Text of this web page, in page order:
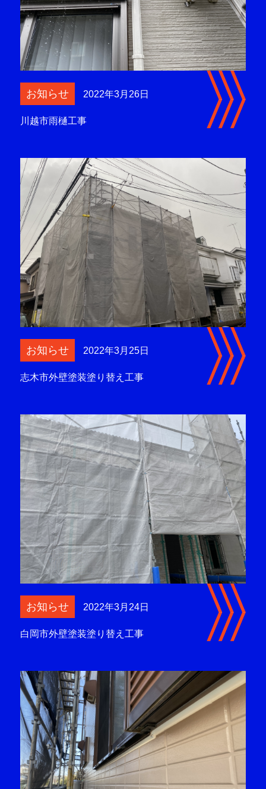
お知らせ 2022年3月26日
川越市雨樋工事
お知らせ 2022年3月25日
志木市外壁塗装塗り替え工事
お知らせ 2022年3月24日
白岡市外壁塗装塗り替え工事